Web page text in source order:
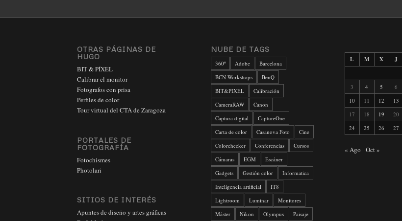
OTRAS PÁGINAS DE
HUGO
BIT & PÍXEL
Calibrar el monitor
Fotografos con prisa
Perfiles de color
Tour virtual del CTA de Zaragoza
PORTALES DE
FOTOGRAFÍA
Fotochismes
Photolari
SITIOS DE INTERÉS
Apuntes de diseño y artes gráficas
NUBE DE TAGS
360º Adobe
Barcelona
BCN Workshops
BenQ
BIT&PIXEL
Calibración
CameraRAW
Canon
Captura digital
CaptureOne
Carta de color
Casanova Foto
Cine
Colorchecker
Conferencias
Cursos
Cámaras
EGM
Escáner
Gadgets
Gestión color
Informatica
Inteligencia artificial
IT8
Lightroom
Luminar
Monitores
Máster
Nikon Olympus
Paisaje
L
M X J
3
4 5 6
10
11 12 13
17
18 19 20
24
25 26 27
« Ago Oct »